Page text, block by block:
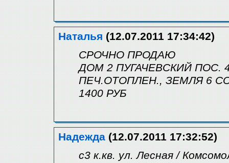
Наталья (12.07.2011 17:34:42)
СРОЧНО ПРОДАЮ
ДОМ 2 ПУГАЧЕВСКИЙ ПОС.
ПЕЧ.ОТОПЛЕН., ЗЕМЛЯ 6
1400 РУБ
Надежда (12.07.2011 17:32:52)
с3 к.кв. ул. Лесная /